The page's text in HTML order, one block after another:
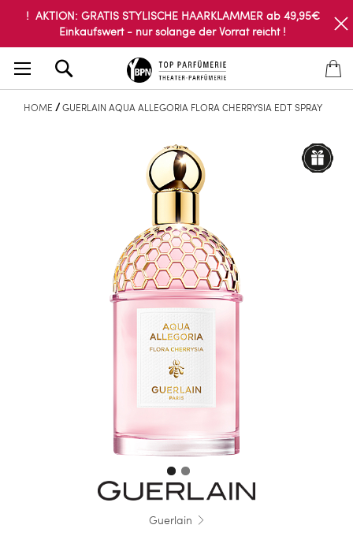
! AKTION: GRATIS STYLISCHE HAARKLAMMER ab 49,95€
Einkaufswert - nur solange der Vorrat reicht !
HOME GUERLAIN AQUA ALLEGORIA FLORA CHERRYSIA EDT SPRAY
Guerlain